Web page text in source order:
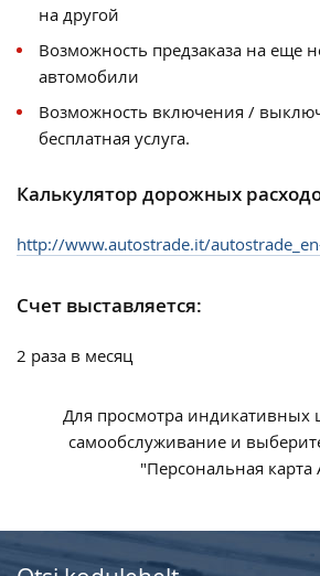
на другой
Возможность предзаказа на еще
автомобили
Возможность включения /
бесплатная услуга.
Калькулятор дорожных
http://www.autostrade.it/
Счет выставляется:
2 раза в месяц
Для просмотра индикативных
самообслуживание и
"Персональная карта